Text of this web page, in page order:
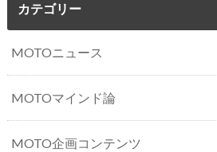
カテゴリー
MOTOニュース
MOTOマインド論
MOTO企画コンテンツ